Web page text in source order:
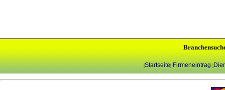
|Startseite| Firmeneintrag |